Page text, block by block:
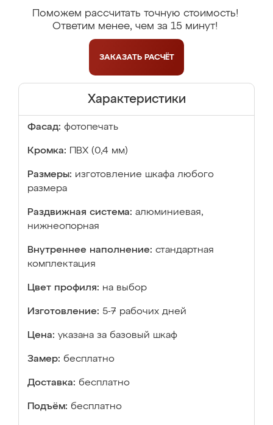
Поможем рассчитать точную стоимость!
Ответим менее, чем за 15 минут!
ЗАКАЗАТЬ РАСЧЁТ
Характеристики
Фасад: фотопечать
Кромка: ПВХ (0,4 мм)
Размеры: изготовление шкафа любого
размера
Раздвижная система: алюминиевая,
нижнеопорная
Внутреннее наполнение: стандартная
комплектация
Цвет профиля: на выбор
Изготовление: 5-7 рабочих дней
Цена: указана за базовый шкаф
Замер: бесплатно
Доставка: бесплатно
Подъём: бесплатно